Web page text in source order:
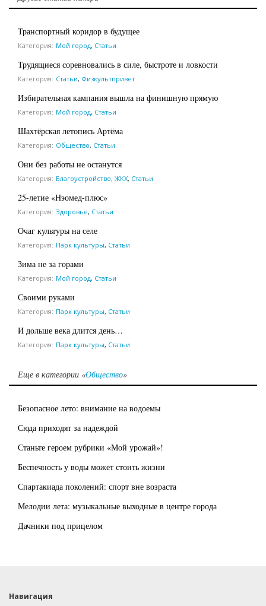
Транспортный коридор в будущее
Категория: Мой город, Статьи
Трудящиеся соревновались в силе, быстроте и ловкости
Категория: Статьи, Физкультпривет
Избирательная кампания вышла на финишную прямую
Категория: Мой город, Статьи
Шахтёрская летопись Артёма
Категория: Общество, Статьи
Они без работы не останутся
Категория: Благоустройство, ЖКХ, Статьи
25-летие «Нэомед-плюс»
Категория: Здоровье, Статьи
Очаг культуры на селе
Категория: Парк культуры, Статьи
Зима не за горами
Категория: Мой город, Статьи
Своими руками
Категория: Парк культуры, Статьи
И дольше века длится день…
Категория: Парк культуры, Статьи
Еще в категории «Общество»
Безопасное лето: внимание на водоемы
Сюда приходят за надеждой
Станьте героем рубрики «Мой урожай»!
Беспечность у воды может стоить жизни
Спартакиада поколений: спорт вне возраста
Мелодии лета: музыкальные выходные в центре города
Дачники под прицелом
Навигация